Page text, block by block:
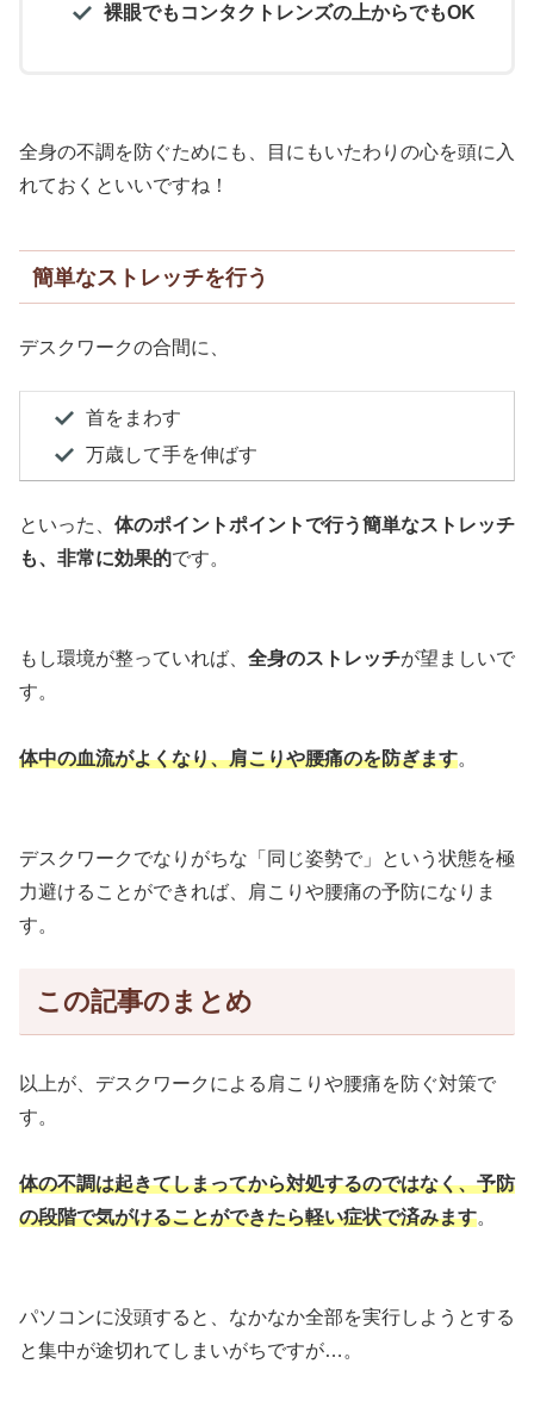
裸眼でもコンタクトレンズの上からでもOK
全身の不調を防ぐためにも、目にもいたわりの心を頭に入
れておくといいですね！
簡単なストレッチを行う
デスクワークの合間に、
首をまわす
万歳して手を伸ばす
といった、 体のポイントポイントで行う簡単なストレッチ
も、非常に効果的です。
もし環境が整っていれば、 全身のストレッチが望ましいで
す。
体中の血流がよくなり、肩こりや腰痛のを防ぎます。
デスクワークでなりがちな「同じ姿勢で」という状態を極
力避けることができれば、肩こりや腰痛の予防になりま
す。
この記事のまとめ
以上が、デスクワークによる肩こりや腰痛を防ぐ対策で
す。
体の不調は起きてしまってから対処するのではなく、予防
の段階で気がけることができたら軽い症状で済みます。
パソコンに没頭すると、なかなか全部を実行しようとする
と集中が途切れてしまいがちですが…。